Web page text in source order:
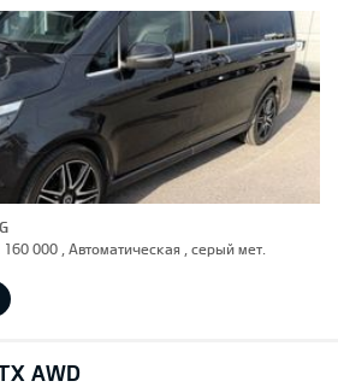
000 , Автоматическая , серый мет.
AWD